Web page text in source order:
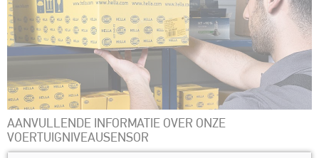
AANVULLENDE INFORMATIE OVER ONZE
VOERTUIGNIVEAUSENSOR